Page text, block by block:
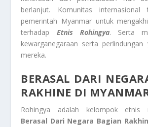
berlanjut. Komunitas internasional
pemerintah Myanmar untuk
terhadap Etnis Rohingya. Serta
kewarganegaraan serta
mereka.
BERASAL DARI
RAKHINE DI
Rohingya adalah kelompok etnis
Berasal Dari Negara Bagian